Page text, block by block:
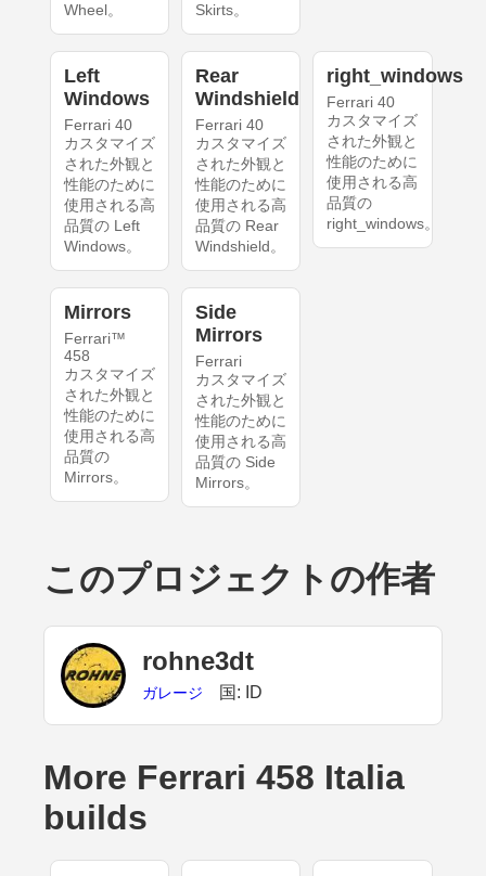
Wheel。
Skirts。
Left
Windows
Ferrari 40
カスタマイズ
された外観と
性能のために
使用される高
品質の Left
Windows。
Rear
Windshield
Ferrari 40
カスタマイズ
された外観と
性能のために
使用される高
品質の Rear
Windshield。
right_windows
Ferrari 40
カスタマイズ
された外観と
性能のために
使用される高
品質の
right_windows。
Mirrors
Ferrari™
458
カスタマイズ
された外観と
性能のために
使用される高
品質の
Mirrors。
Side
Mirrors
Ferrari
カスタマイズ
された外観と
性能のために
使用される高
品質の Side
Mirrors。
このプロジェクトの作者
rohne3dt
ガレージ 国: ID
More Ferrari 458 Italia
builds